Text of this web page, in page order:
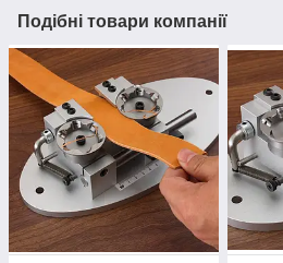
Подібні товари компанії